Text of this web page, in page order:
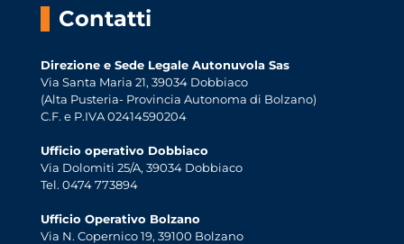
Contatti
Direzione e Sede Legale Autonuvola Sas
Via Santa Maria 21, 39034 Dobbiaco
(Alta Pusteria- Provincia Autonoma di Bolzano)
C.F. e P.IVA 02414590204
Ufficio operativo Dobbiaco
Via Dolomiti 25/A, 39034 Dobbiaco
Tel. 0474 773894
Ufficio Operativo Bolzano
Via N. Copernico 19, 39100 Bolzano